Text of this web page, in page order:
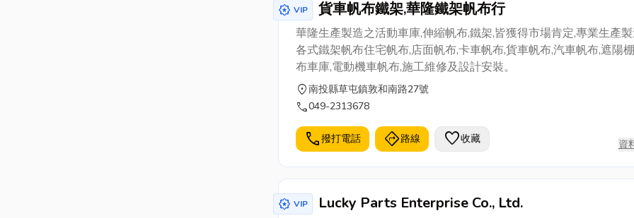
award_star VIP 貨車帆布鐵架,華隆鐵架帆布行
華隆生產製造之活動車庫,伸縮帆布,鐵架,皆獲得市場肯定,專業生產
各式鐵架帆布住宅帆布,店面帆布,卡車帆布,貨車帆布,汽車帆布,遮陽
布車庫,電動機車帆布,施工維修及設計安裝。
location_on南投縣草屯鎮敦和南路27號
call049-2313678
call撥打電話 directions路線 favorite收藏 資
award_star VIP Lucky Parts Enterprise Co., Ltd.